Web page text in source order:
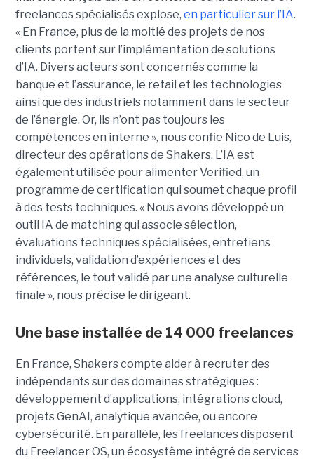
freelances spécialisés explose, en particulier sur l’IA.
« En France, plus de la moitié des projets de nos
clients portent sur l’implémentation de solutions
d’IA. Divers acteurs sont concernés comme la
banque et l’assurance, le retail et les technologies
ainsi que des industriels notamment dans le secteur
de l’énergie. Or, ils n’ont pas toujours les
compétences en interne », nous confie Nico de Luis,
directeur des opérations de Shakers. L’IA est
également utilisée pour alimenter Verified, un
programme de certification qui soumet chaque profil
à des tests techniques. « Nous avons développé un
outil IA de matching qui associe sélection,
évaluations techniques spécialisées, entretiens
individuels, validation d’expériences et des
références, le tout validé par une analyse culturelle
finale », nous précise le dirigeant.
Une base installée de 14 000 freelances
En France, Shakers compte aider à recruter des
indépendants sur des domaines stratégiques :
développement d’applications, intégrations cloud,
projets GenAI, analytique avancée, ou encore
cybersécurité. En parallèle, les freelances disposent
du Freelancer OS, un écosystème intégré de services